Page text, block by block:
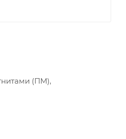
(ПМ),